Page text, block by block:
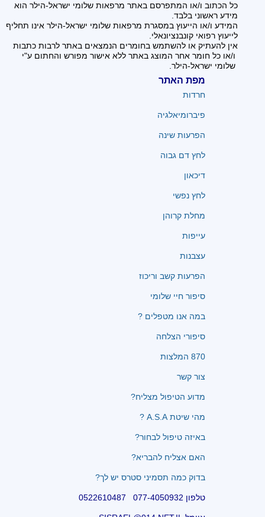
כל הכתוב ו/או המתפרסם באתר מרפאות שלומי ישראל-הילר הוא
מידע ראשוני בלבד.
המידע ו/או הייעוץ במסגרת מרפאות שלומי ישראל-הילר אינו תחליף
לייעוץ רפואי קונבנציונאלי.
אין להעתיק או להשתמש בחומרים הנמצאים באתר לרבות כתבות
ו/או כל חומר אחר המוצג באתר ללא אישור מפורש והחתום ע"י
שלומי ישראל-הילר.
מפת האתר
חרדות
פיברומיאלגיה
הפרעות שינה
לחץ דם גבוה
דיכאון
לחץ נפשי
מחלת קרוהן
עייפות
עצבנות
הפרעות קשב וריכוז
סיפור חיי שלומי
במה אנו מטפלים ?
סיפורי הצלחה
870 המלצות
צור קשר
מדוע הטיפול מצליח?
מהי שיטת A.S.A ?
באיזה טיפול לבחור?
האם אצליח להבריא?
בדוק כמה תסמיני סטרס יש לך?
טלפון 077-4050932 0522610487